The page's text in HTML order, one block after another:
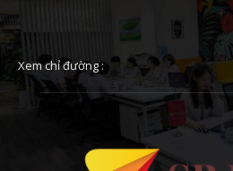
Xem chỉ đường :